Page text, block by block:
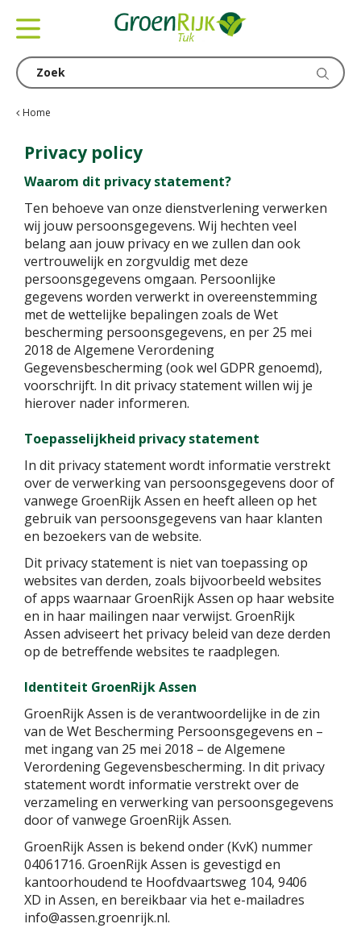
Home
Privacy policy
Waarom dit privacy statement?
Ten behoeve van onze dienstverlening verwerken
wij jouw persoonsgegevens. Wij hechten veel
belang aan jouw privacy en we zullen dan ook
vertrouwelijk en zorgvuldig met deze
persoonsgegevens omgaan. Persoonlijke
gegevens worden verwerkt in overeenstemming
met de wettelijke bepalingen zoals de Wet
bescherming persoonsgegevens, en per 25 mei
2018 de Algemene Verordening
Gegevensbescherming (ook wel GDPR genoemd),
voorschrijft. In dit privacy statement willen wij je
hierover nader informeren.
Toepasselijkheid privacy statement
In dit privacy statement wordt informatie verstrekt
over de verwerking van persoonsgegevens door of
vanwege GroenRijk Assen en heeft alleen op het
gebruik van persoonsgegevens van haar klanten
en bezoekers van de website.
Dit privacy statement is niet van toepassing op
websites van derden, zoals bijvoorbeeld websites
of apps waarnaar GroenRijk Assen op haar website
en in haar mailingen naar verwijst. GroenRijk
Assen adviseert het privacy beleid van deze derden
op de betreffende websites te raadplegen.
Identiteit GroenRijk Assen
GroenRijk Assen is de verantwoordelijke in de zin
van de Wet Bescherming Persoonsgegevens en –
met ingang van 25 mei 2018 – de Algemene
Verordening Gegevensbescherming. In dit privacy
statement wordt informatie verstrekt over de
verzameling en verwerking van persoonsgegevens
door of vanwege GroenRijk Assen.
GroenRijk Assen is bekend onder (KvK) nummer
04061716. GroenRijk Assen is gevestigd en
kantoorhoudend te Hoofdvaartsweg 104, 9406
XD in Assen, en bereikbaar via het e-mailadres
info@assen.groenrijk.nl.